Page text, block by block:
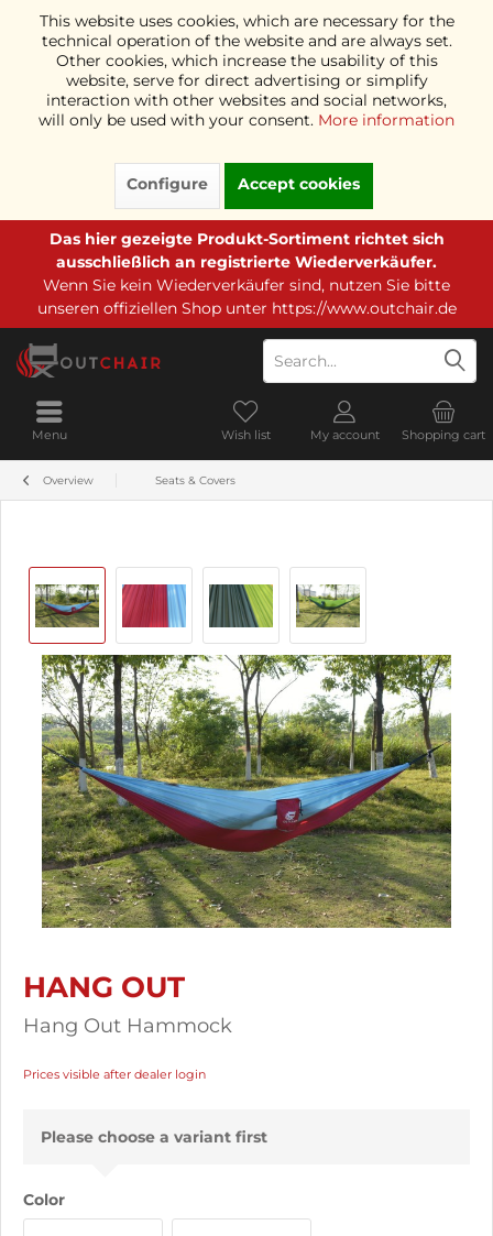
This website uses cookies, which are necessary for the
technical operation of the website and are always set.
Other cookies, which increase the usability of this
website, serve for direct advertising or simplify
interaction with other websites and social networks,
will only be used with your consent. More information
Configure Accept cookies
Das hier gezeigte Produkt-Sortiment richtet sich
ausschließlich an registrierte Wiederverkäufer.
Wenn Sie kein Wiederverkäufer sind, nutzen Sie bitte
unseren offiziellen Shop unter https://www.outchair.de
Menu Shopping cart
Wish list My account
Overview Seats & Covers
HANG OUT
Hang Out Hammock
Prices visible after dealer login
Please choose a variant first
Color